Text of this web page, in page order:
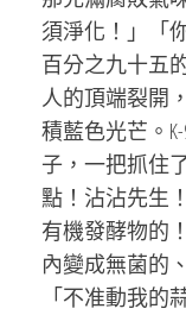
須淨化！」「
百分之九十五
人的頂端裂開
積藍色光芒。
子，一把抓住
點！沾沾先生
有機發酵物的
內變成無菌的
「不准動我